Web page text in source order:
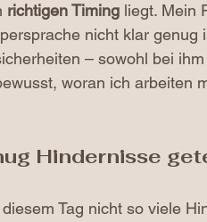
richtigen Timing liegt. Mein
nicht klar
– sowohl bei
woran ich arbeiten
Hindernisse
Tag nicht so viele